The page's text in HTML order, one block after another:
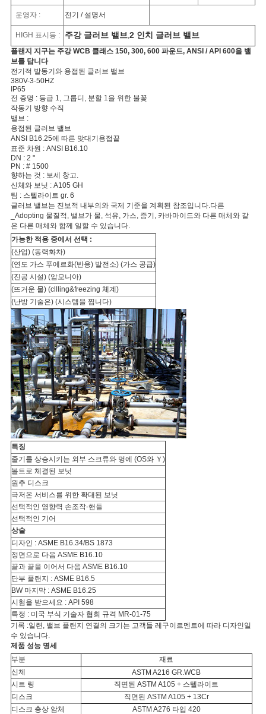
하
세
요
사
이
트
맵
PRIVACY
POLICY
운영자 : 전기 / 설명서
HIGH 표시등 : 주강 글러브 밸브,2 인치 글러브 밸브
플랜지 지구는 주강 WCB 클래스 150, 300, 600 파운드, ANSI / API 600을 밸
브를 답니다
전기적 발동기와 용접된 글러브 밸브
380V-3-50HZ
IP65
전 증명 : 등급 1, 그룹디, 분할 1을 위한 불꽃
작동기 방향 수직
밸브 :
용접된 글러브 밸브
ANSI B16.25에 따른 맞대기용접끝
표준 차원 : ANSI B16.10
DN : 2 "
PN : # 1500
향하는 것 : 보세 창고.
신체와 보닛 : A105 GH
팀 : 스텔라이트 gr. 6
글러브 밸브는 진보적 내부의와 국제 기준을 계획된 참조입니다.다른
_Adopting 물질적, 밸브가 물, 석유, 가스, 증기, 카바마이드와 다른 매체와 같
은 다른 매체와 함께 일할 수 있습니다.
가능한 적용 중에서 선택 :
(산업) (동력화차)
(연도 가스 푸에르화(반응) 발전소) (가스 공급)
(진공 시설) (암모니아)
(뜨거운 물) (cllling&freezing 체계)
(난방 기술은) (시스템을 찝니다)
특징
줄기를 상승시키는 외부 스크류와 멍에 (OS와 Ｙ)
볼트로 체결된 보닛
원추 디스크
극저온 서비스를 위한 확대된 보닛
선택적인 영향력 손조작-핸들
선택적인 기어
상술
디자인 : ASME B16.34/BS 1873
정면으로 다음 ASME B16.10
끝과 끝을 이어서 다음 ASME B16.10
단부 플랜지 : ASME B16.5
BW 마지막 : ASME B16.25
시험을 받으세요 : API 598
특정 : 미국 부식 기술자 협회 규격 MR-01-75
기록 :일련, 밸브 플랜지 연결의 크기는 고객들 레구이르멘트에 따라 디자인일
수 있습니다.
제품 성능 명세
부분
재료
신체
ASTM A216 GR.WCB
시트 링
직면된 ASTM A105 + 스텔라이트
디스크
직면된 ASTM A105 + 13Cr
디스크 충상 암체
ASTM A276 타입 420